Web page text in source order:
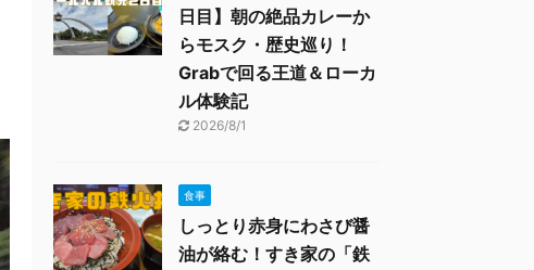
日目】朝の絶品カレーか
らモスク・歴史巡り！
Grabで回る王道＆ローカ
ル体験記
2026/8/1
食事
しっとり赤身にわさび醤
油が絡む！すき家の「鉄